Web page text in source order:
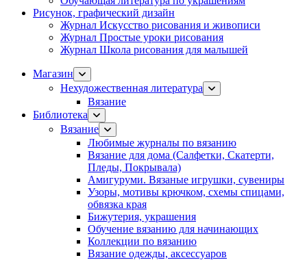
Рисунок, графический дизайн
Журнал Искусство рисования и живописи
Журнал Простые уроки рисования
Журнал Школа рисования для малышей
Магазин
Нехудожественная литература
Вязание
Библиотека
Вязание
Любимые журналы по вязанию
Вязание для дома (Салфетки, Скатерти,
Пледы, Покрывала)
Амигуруми. Вязаные игрушки, сувениры
Узоры, мотивы крючком, схемы спицами,
обвязка края
Бижутерия, украшения
Обучение вязанию для начинающих
Коллекции по вязанию
Вязание одежды, аксессуаров